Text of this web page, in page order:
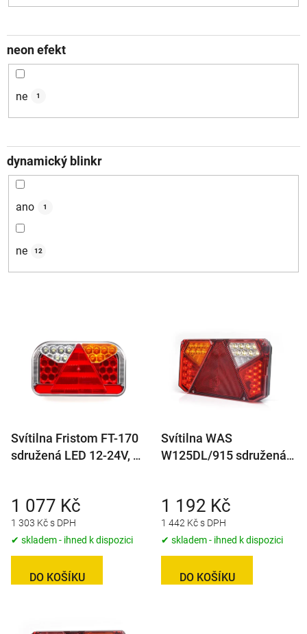
neon efekt
ne 1
dynamický blinkr
ano 1
ne 12
o
d
ů
Svítilna Fristom FT-170
sdružená LED 12-24V, P-
1 303 Kč s DPH
1 077 Kč
✔ skladem - ihned k dispozici
DO KOŠÍKU
Svítilna WAS
W125DL/915 sdružená
1 442 Kč s DPH
1 192 Kč
✔ skladem - ihned k dispozici
DO KOŠÍKU